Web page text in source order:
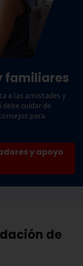
familiares
a las amistades y
cuidar de
para
y apoyo
de